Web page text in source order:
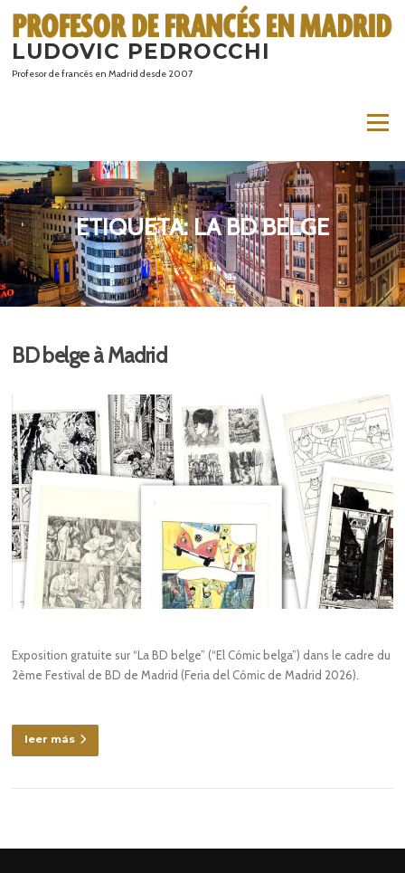
contenido
LUDOVIC PEDROCCHI
Profesor de francés en Madrid desde 2007
Menú
ETIQUETA:LA BD BELGE
BD belge à Madrid
Exposition gratuite sur “La BD belge” (“El Cómic belga”) dans le cadre du
2ème Festival de BD de Madrid (Feria del Cómic de Madrid 2026).
leer más